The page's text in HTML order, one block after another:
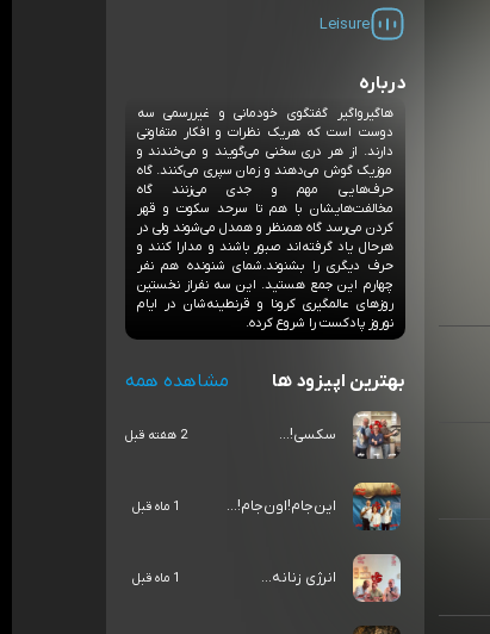
Leisure
درباره
هاگیرواگیر گفتگوی خودمانی و غیررسمی سه
دوست است که هریک نظرات و افکار متفاوتی
دارند. از هر دری سخنی می‌گویند و می‌خندند و
موزیک گوش می‌دهند و زمان سپری می‌کنند. گاه
حرف‌هایی مهم و جدی می‌زنند گاه
مخالفت‌هایشان با هم تا سرحد سکوت و قهر
کردن می‌رسد گاه همنظر و همدل می‌شوند ولی در
هرحال یاد گرفته‌اند صبور باشند و مدارا کنند و
حرف دیگری را بشنوند.شمای شنونده هم نفر
چهارم این جمع هستید. این سه نفراز نخستین
روزهای عالمگیری کرونا و قرنطینه‌شان در ایام
نوروز پادکست را شروع کرده.
بهترین اپیزود ها مشاهده همه
سکسی!... 2 هفته قبل
این‌جام!اون‌جام!... 1 ماه قبل
انرژی زنانه... 1 ماه قبل